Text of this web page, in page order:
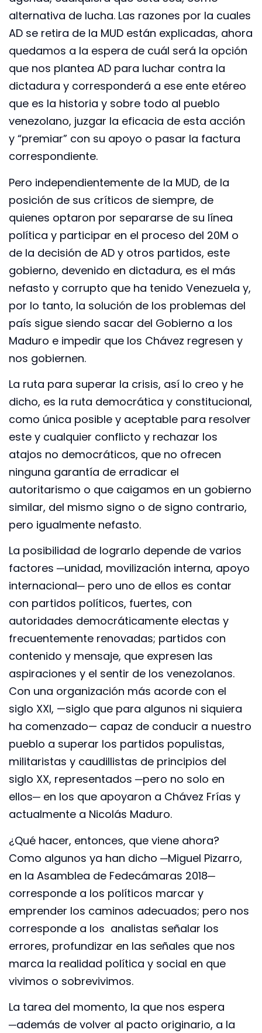
alternativa de lucha. Las razones por la cuales
AD se retira de la MUD están explicadas, ahora
quedamos a la espera de cuál será la opción
que nos plantea AD para luchar contra la
dictadura y corresponderá a ese ente etéreo
que es la historia y sobre todo al pueblo
venezolano, juzgar la eficacia de esta acción
y “premiar” con su apoyo o pasar la factura
correspondiente.
Pero independientemente de la MUD, de la
posición de sus críticos de siempre, de
quienes optaron por separarse de su línea
política y participar en el proceso del 20M o
de la decisión de AD y otros partidos, este
gobierno, devenido en dictadura, es el más
nefasto y corrupto que ha tenido Venezuela y,
por lo tanto, la solución de los problemas del
país sigue siendo sacar del Gobierno a los
Maduro e impedir que los Chávez regresen y
nos gobiernen.
La ruta para superar la crisis, así lo creo y he
dicho, es la ruta democrática y constitucional,
como única posible y aceptable para resolver
este y cualquier conflicto y rechazar los
atajos no democráticos, que no ofrecen
ninguna garantía de erradicar el
autoritarismo o que caigamos en un gobierno
similar, del mismo signo o de signo contrario,
pero igualmente nefasto.
La posibilidad de lograrlo depende de varios
factores ─unidad, movilización interna, apoyo
internacional─ pero uno de ellos es contar
con partidos políticos, fuertes, con
autoridades democráticamente electas y
frecuentemente renovadas; partidos con
contenido y mensaje, que expresen las
aspiraciones y el sentir de los venezolanos.
Con una organización más acorde con el
siglo XXI, —siglo que para algunos ni siquiera
ha comenzado— capaz de conducir a nuestro
pueblo a superar los partidos populistas,
militaristas y caudillistas de principios del
siglo XX, representados ─pero no solo en
ellos─ en los que apoyaron a Chávez Frías y
actualmente a Nicolás Maduro.
¿Qué hacer, entonces, que viene ahora?
Como algunos ya han dicho ─Miguel Pizarro,
en la Asamblea de Fedecámaras 2018─
corresponde a los políticos marcar y
emprender los caminos adecuados; pero nos
corresponde a los analistas señalar los
errores, profundizar en las señales que nos
marca la realidad política y social en que
vivimos o sobrevivimos.
La tarea del momento, la que nos espera
─además de volver al pacto originario, a la